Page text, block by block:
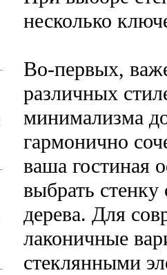
несколько
Во-первых,
различных
минимализма
гармонично
ваша гостиная
выбрать стенку
дерева. Для
лаконичные
стеклянными